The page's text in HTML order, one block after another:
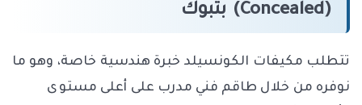
(Concealed) بتبوك
تتطلب مكيفات الكونسيلد خبرة هندسية خاصة، وهو ما
نوفره من خلال طاقم فني مدرب على أعلى مستوى